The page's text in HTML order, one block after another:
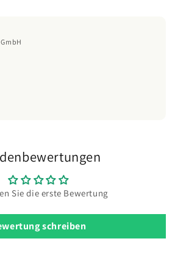
Sie die erste Bewertung
schreiben